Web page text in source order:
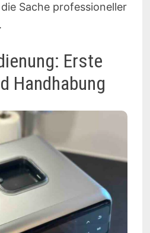
Sache professioneller
Erste
Handhabung